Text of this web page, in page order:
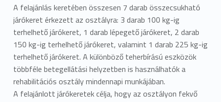
A felajánlás keretében összesen 7 darab összecsukható
járókeret érkezett az osztályra: 3 darab 100 kg-ig
terhelhető járókeret, 1 darab lépegető járókeret, 2 darab
150 kg-ig terhelhető járókeret, valamint 1 darab 225 kg-ig
terhelhető járókeret. A különböző teherbírású eszközök
többféle betegellátási helyzetben is használhatók a
rehabilitációs osztály mindennapi munkájában.
A felajánlott járókeretek célja, hogy az osztályon fekvő